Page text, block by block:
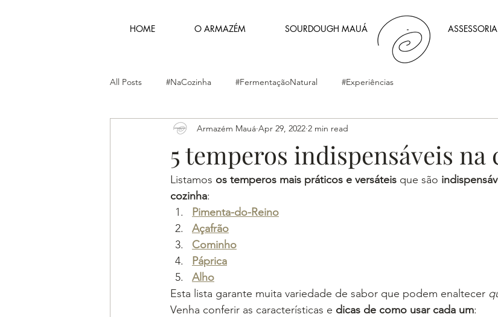
HOME O ARMAZÉM SOURDOUGH MAUÁ - ASSESSORIA
All Posts #NaCozinha #FermentaçãoNatural #Experiências
5 temperos indispensáveis na
Armazém Mauá Apr 29, 2022 2 min read
Listamos os temperos mais práticos e versáteis que são
cozinha:
Pimenta-do-Reino
Açafrão
Cominho
Páprica
Alho
Esta lista garante muita variedade de sabor que podem enaltecer
Venha conferir as características e dicas de como usar cada um: